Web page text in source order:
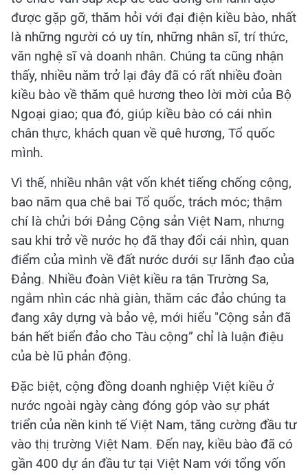
được gặp gỡ, thăm hỏi với đại điện kiều bào, nhất
là những người có uy tín, những nhân sĩ, trí thức,
văn nghệ sĩ và doanh nhân. Chúng ta cũng nhận
thấy, nhiều năm trở lại đây đã có rất nhiều đoàn
kiều bào về thăm quê hương theo lời mời của Bộ
Ngoại giao; qua đó, giúp kiều bào có cái nhìn
chân thực, khách quan về quê hương, Tổ quốc
mình.
Vì thế, nhiều nhân vật vốn khét tiếng chống cộng,
bao năm qua chê bai Tổ quốc, trách móc; thậm
chí là chửi bới Đảng Cộng sản Việt Nam, nhưng
sau khi trở về nước họ đã thay đổi cái nhìn, quan
điểm của mình về đất nước dưới sự lãnh đạo của
Đảng. Nhiều đoàn Việt kiều ra tận Trường Sa,
ngắm nhìn các nhà giàn, thăm các đảo chúng ta
đang xây dựng và bảo vệ, mới hiểu "Cộng sản đã
bán hết biển đảo cho Tàu cộng” chỉ là luận điệu
của bè lũ phản động.
Đặc biệt, cộng đồng doanh nghiệp Việt kiều ở
nước ngoài ngày càng đóng góp vào sự phát
triển của nền kinh tế Việt Nam, tăng cường đầu tư
vào thị trường Việt Nam. Đến nay, kiều bào đã có
gần 400 dự án đầu tư tại Việt Nam với tổng vốn